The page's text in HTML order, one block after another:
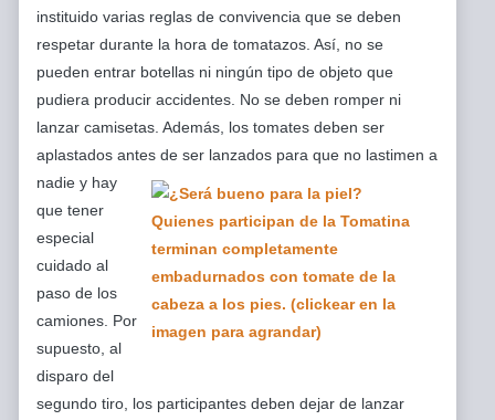
instituido varias reglas de convivencia que se deben
respetar durante la hora de tomatazos. Así, no se
pueden entrar botellas ni ningún tipo de objeto que
pudiera producir accidentes. No se deben romper ni
lanzar camisetas. Además, los tomates deben ser
aplastados antes de ser lanzados para que no lastimen a
nadie y hay
que tener
especial
cuidado al
paso de los
camiones. Por
supuesto, al
disparo del
segundo tiro, los participantes deben dejar de lanzar